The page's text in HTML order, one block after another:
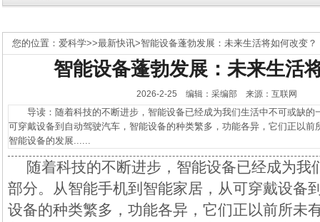
您的位置： 爱科学>>最新快讯>智能设备蓬勃发展：未来生活将如何改变？
智能设备蓬勃发展：未来生活
2026-2-25 编辑：采编部 来源：互联网
导读：随着科技的不断进步，智能设备已经成为我们生活中不可或缺的
可穿戴设备到自动驾驶汽车，智能设备的种类繁多，功能各异，它们正以
智能设备的发展......
随着科技的不断进步，智能设备已经成为我
部分。从智能手机到智能家居，从可穿戴设备
设备的种类繁多，功能各异，它们正以前所未